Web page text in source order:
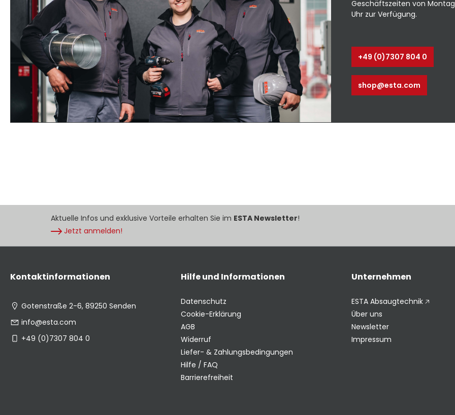
Geschäftszeiten von Montag
Uhr zur Verfügung.
+49 (0)7307 804 0
shop@esta.com
Aktuelle Infos und exklusive Vorteile erhalten Sie im ESTA Newsletter!
Jetzt anmelden!
Kontaktinformationen
Gotenstraße 2-6, 89250 Senden
info@esta.com
+49 (0)7307 804 0
Hilfe und Informationen
Datenschutz
Cookie-Erklärung
AGB
Widerruf
Liefer- & Zahlungsbedingungen
Hilfe / FAQ
Barrierefreiheit
Unternehmen
ESTA Absaugtechnik 🡥
Über uns
Newsletter
Impressum